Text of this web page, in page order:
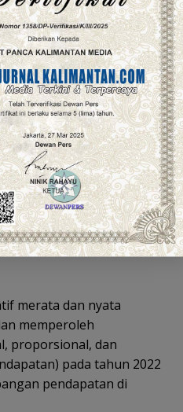
terhadap Laporan
berupa opini Wajar Tanpa
produktivitas
dan sejajar dengan
Manusia (IPM)
tahun 2021 yang hanya
merata dan nyata
memperoleh
proporsional, dan
pada tahun 2022
pendapatan di